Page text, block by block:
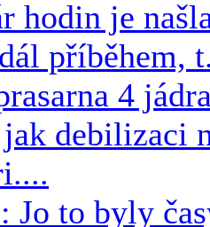
hodin je
příběhem,
4
debilizaci
Jo to byly